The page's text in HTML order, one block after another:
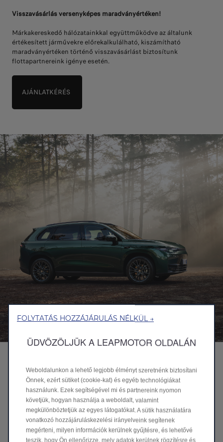
Visszavásárlás versenyképes maradványértéken!
Márkakereskedő hálózatainkkal együttműködve az általunk
értékesített járművekre előrekalkulálható, kiszámítható
maradványértéken történő visszavásárlást biztosítunk
flottapartnereink igénye esetén.
AJÁNLATKÉRÉS
2026. június 1. napjától visszavonásig egyedi,
kamarai tagok számára elérhető
flottakedvezményt biztosítunk a Leapmotor
márkájú gépjárművek beszerzésére.
A kedvezmény célja, hogy a kamarai tagsággal
rendelkező szakemberek és vállalkozásaik
FOLYTATÁS HOZZÁJÁRULÁS NÉLKÜL →
ÜDVÖZÖLJÜK A LEAPMOTOR OLDALÁN
Weboldalunkon a lehető legjobb élményt szeretnénk biztosítani
Önnek, ezért sütiket (cookie-kat) és egyéb technológiákat
használunk. Ezek segítségével mi és partnereink nyomon
követjük, hogyan használja a weboldalt, valamint
megkülönböztetjük az egyes látogatókat. A sütik használatára
vonatkozó hozzájáruláskezelési irányelveink segítenek
megérteni, milyen információk kerülnek gyűjtésre, és lehetővé
teszik, hogy Ön ellenőrizze, mely adatok kerülnek rögzítésre és